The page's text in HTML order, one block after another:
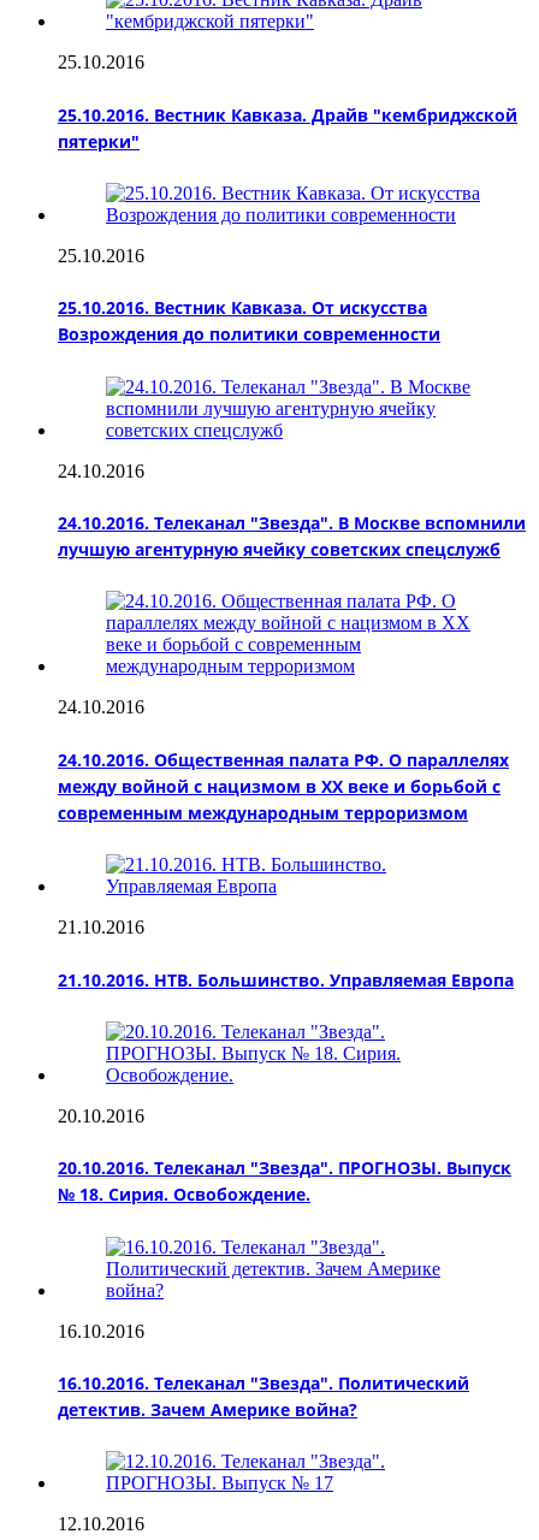
25.10.2016
25.10.2016. Вестник Кавказа. Драйв "кембриджской
пятерки"
25.10.2016
25.10.2016. Вестник Кавказа. От искусства
Возрождения до политики современности
24.10.2016
24.10.2016. Телеканал "Звезда". В Москве вспомнили
лучшую агентурную ячейку советских спецслужб
24.10.2016
24.10.2016. Общественная палата РФ. О параллелях
между войной с нацизмом в XX веке и борьбой с
современным международным терроризмом
21.10.2016
21.10.2016. НТВ. Большинство. Управляемая Европа
20.10.2016
20.10.2016. Телеканал "Звезда". ПРОГНОЗЫ. Выпуск
№ 18. Сирия. Освобождение.
16.10.2016
16.10.2016. Телеканал "Звезда". Политический
детектив. Зачем Америке война?
12.10.2016